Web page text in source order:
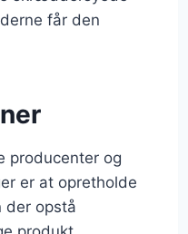
får den
producenter og
er at opretholde
der opstå